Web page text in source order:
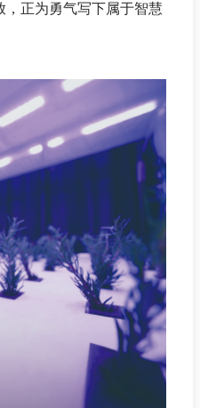
，正为勇气写下属于智慧